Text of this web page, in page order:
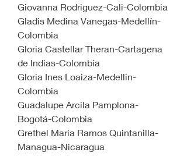
Giovanna Rodriguez-Cali-Colombia
Gladis Medina Vanegas-Medellín-
Colombia
Gloria Castellar Theran-Cartagena
de Indias-Colombia
Gloria Ines Loaiza-Medellin-
Colombia
Guadalupe Arcila Pamplona-
Bogotá-Colombia
Grethel Maria Ramos Quintanilla-
Managua-Nicaragua